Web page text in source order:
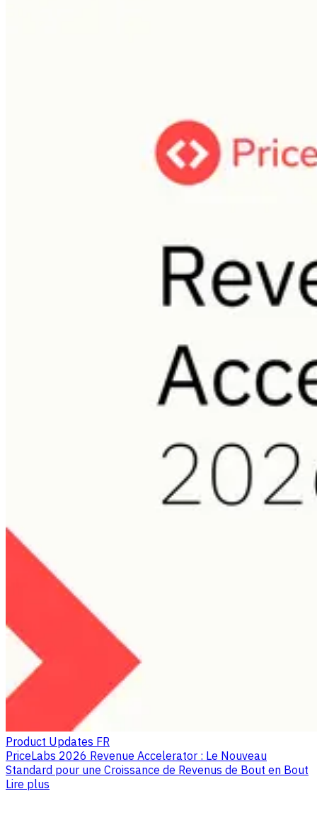
Product Updates FR
PriceLabs 2026 Revenue Accelerator : Le Nouveau
Standard pour une Croissance de Revenus de Bout en Bout
Lire plus